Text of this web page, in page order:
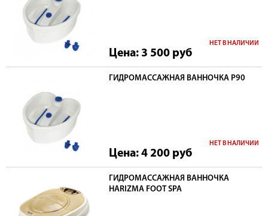
Цена: 3 500 руб
НЕТ В НАЛИЧИИ
ГИДРОМАССАЖНАЯ ВАННОЧКА P90
Цена: 4 200 руб
НЕТ В НАЛИЧИИ
ГИДРОМАССАЖНАЯ ВАННОЧКА
HARIZMA FOOT SPA